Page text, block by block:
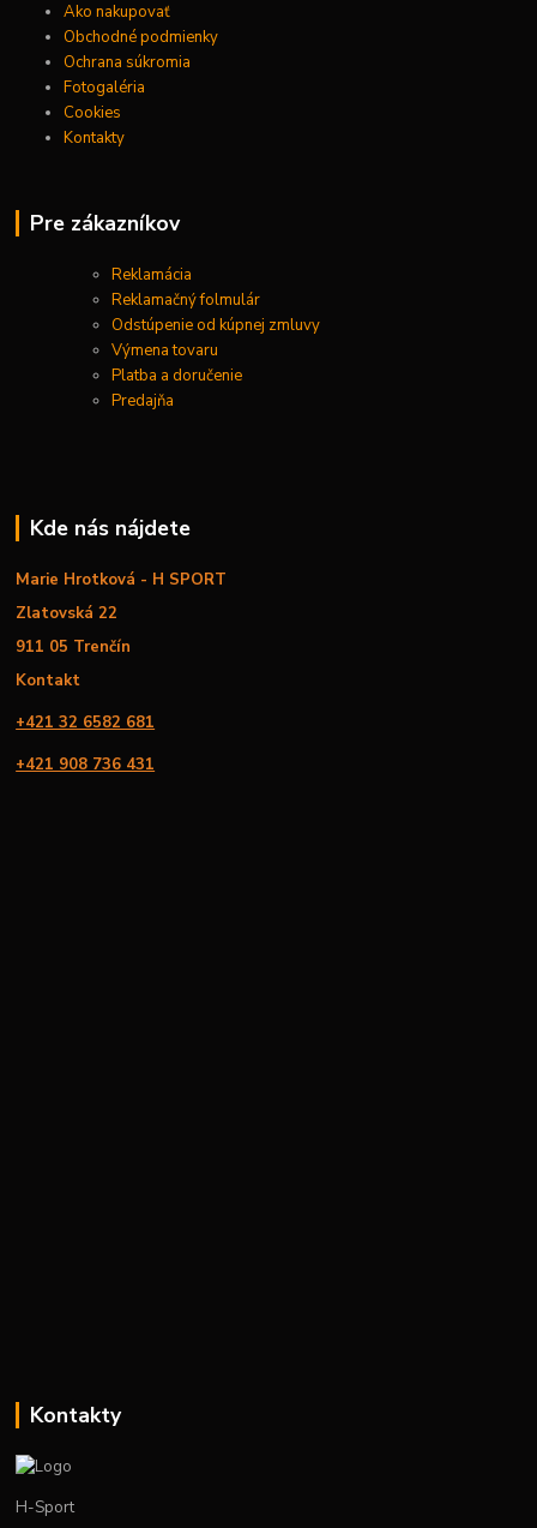
Ako nakupovať
Obchodné podmienky
Ochrana súkromia
Fotogaléria
Cookies
Kontakty
Pre zákazníkov
Reklamácia
Reklamačný folmulár
Odstúpenie od kúpnej zmluvy
Výmena tovaru
Platba a doručenie
Predajňa
Kde nás nájdete
Marie Hrotková - H SPORT
Zlatovská 22
911 05 Trenčín
Kontakt
+421 32 6582 681
+421 908 736 431
Kontakty
H-Sport